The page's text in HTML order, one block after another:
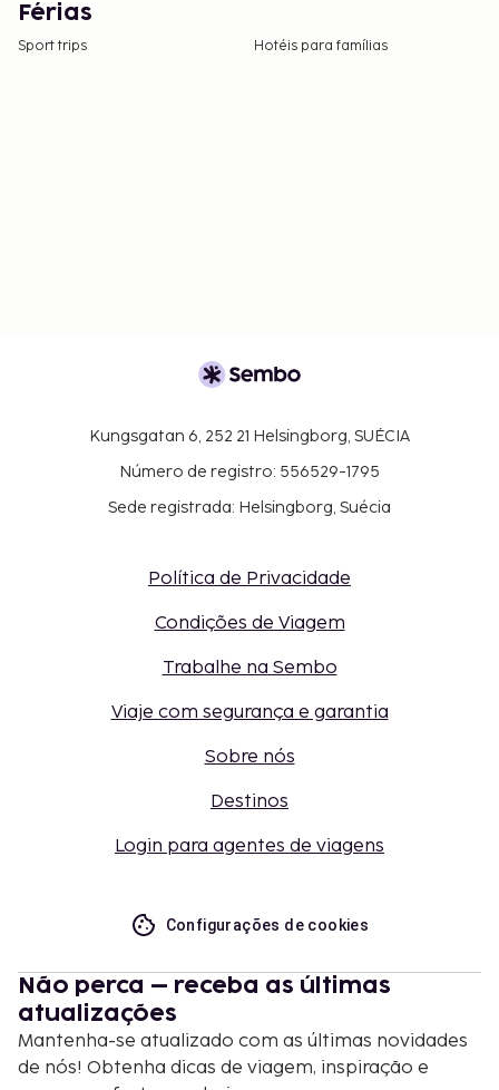
Férias
Sport trips Hotéis para famílias
Kungsgatan 6, 252 21 Helsingborg, SUÉCIA
Número de registro: 556529-1795
Sede registrada: Helsingborg, Suécia
Política de Privacidade
Condições de Viagem
Trabalhe na Sembo
Viaje com segurança e garantia
Sobre nós
Destinos
Login para agentes de viagens
Configurações de cookies
Não perca – receba as últimas
atualizações
Mantenha-se atualizado com as últimas novidades
de nós! Obtenha dicas de viagem, inspiração e